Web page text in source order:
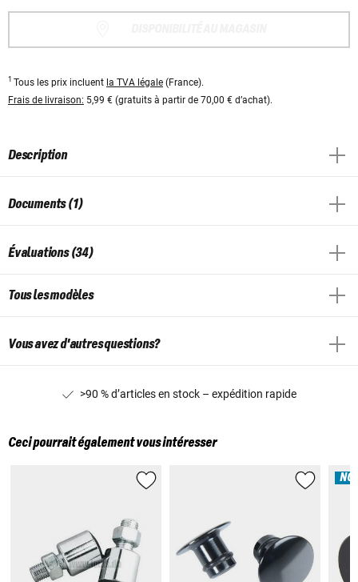
1 Tous les prix incluent la TVA légale (France).
Frais de livraison: 5,99 € (gratuits à partir de 70,00 € d’achat).
Description
Documents (1)
Évaluations (34)
Tous les modèles
Vous avez d'autres questions?
>90 % d’articles en stock – expédition rapide
Ceci pourrait également vous intéresser